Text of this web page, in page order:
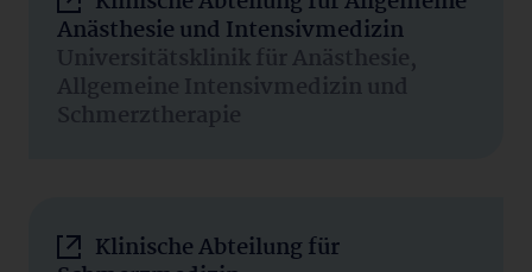
Anästhesie und Intensivmedizin
Universitätsklinik für Anästhesie,
Allgemeine Intensivmedizin und
Schmerztherapie
Klinische Abteilung für